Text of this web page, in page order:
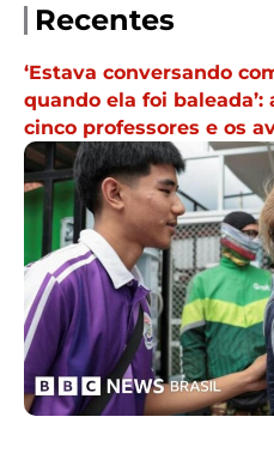
Recentes
‘Estava conversando
quando ela foi baleada’:
cinco professores e os